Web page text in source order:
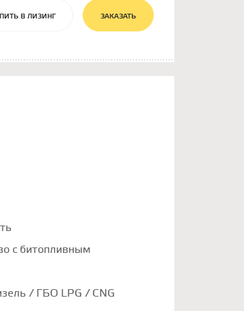
В ЛИЗИНГ ЗАКАЗАТЬ
с битопливным
/ ГБО LPG / CNG